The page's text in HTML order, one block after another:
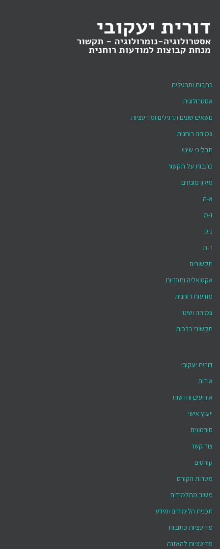
כתבות ותרגילים
אסטרולוגיה
נושאים שונים תרגילים ומדיטציות
צמיחה רוחנית
תהליכי שינוי
כתבות על תקשור
מילון מונחים
א-ה
ז-מ
נ-ק
ר-ת
תקשורים
אקטואליה ותחזיות
מודעות רוחנית
צמיחה ושינוי
תקשורי ברכות
דורית יעקובי
אודות
אירועים וחדשות
ייעוץ אישי
סירטונים
צור קשר
קורסים
מטרות הקורס
משוב מתלמידים
תכנית הלימודים ומידע
מדיטציות כתובות
מדיטציות להאזנה